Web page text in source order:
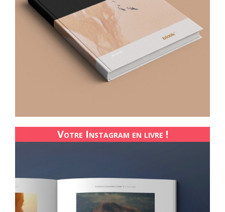
Votre Instagram en livre !